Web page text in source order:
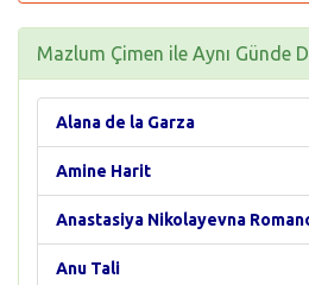
Mazlum Çimen ile Aynı Günde
Alana de la Garza
Amine Harit
Anastasiya Nikolayevna
Anu Tali